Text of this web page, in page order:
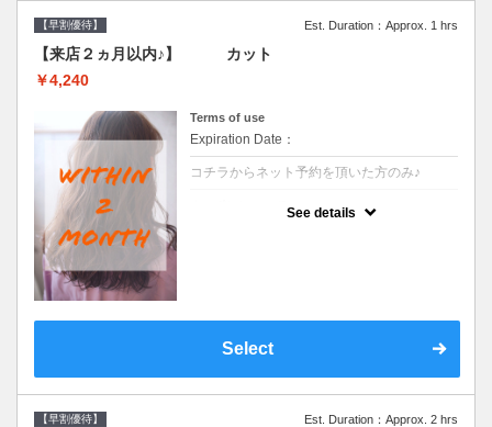
【早割優待】 Est. Duration：Approx. 1 hrs
【来店２ヵ月以内♪】 カット
￥4,240
Terms of use
Expiration Date：
コチラからネット予約を頂いた方のみ♪
See details
Select
【早割優待】 Est. Duration：Approx. 2 hrs